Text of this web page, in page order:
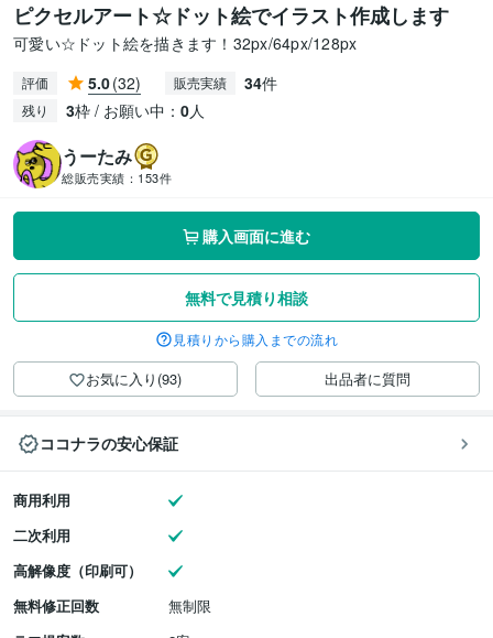
ピクセルアート☆ドット絵でイラスト作成します
可愛い☆ドット絵を描きます！32px/64px/128px
評価 5.0(32) 販売実績 34件
残り 3枠 / お願い中： 0人
うーたみ
総販売実績： 153件
購入画面に進む
無料で見積り相談
見積りから購入までの流れ
お気に入り(93) 出品者に質問
ココナラの安心保証
商用利用
二次利用
高解像度（印刷可）
無料修正回数
無制限